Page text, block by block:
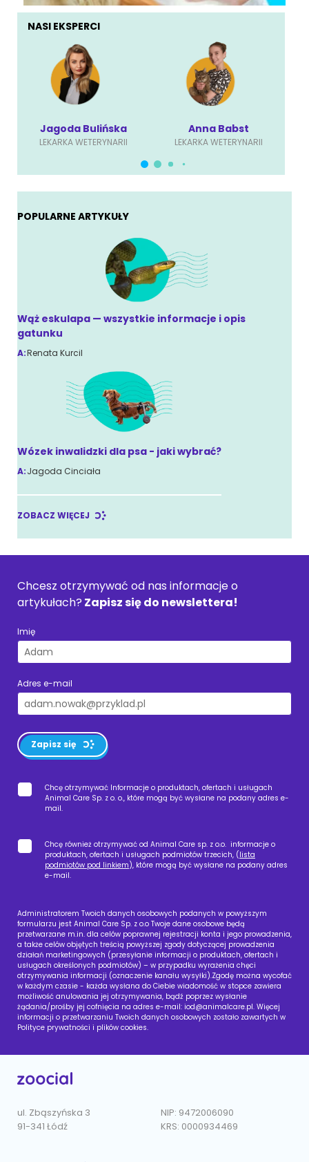
NASI EKSPERCI
Anna Babst
LEKARKA WETERYNARII
Karolina Ściubisz
LEKARKA WETERYNARII
POPULARNE ARTYKUŁY
Wąż eskulapa — wszystkie informacje i opis
gatunku
A:Renata Kurcil
Wózek inwalidzki dla psa - jaki wybrać?
A:Jagoda Cinciała
ZOBACZ WIĘCEJ
Chcesz otrzymywać od nas informacje o
artykułach? Zapisz się do newslettera!
Imię
Adres e-mail
Zapisz się
Chcę otrzymywać Informacje o produktach, ofertach i usługach
Animal Care Sp. z o. o., które mogą być wysłane na podany adres e-
mail.
Chcę również otrzymywać od Animal Care sp. z o.o. informacje o
produktach, ofertach i usługach podmiotów trzecich, (lista
podmiotów pod linkiem), które mogą być wysłane na podany adres
e-mail.
Administratorem Twoich danych osobowych podanych w powyższym
formularzu jest Animal Care Sp. z o.o Twoje dane osobowe będą
przetwarzane m.in. dla celów poprawnej rejestracji konta i jego prowadzenia,
a także celów objętych treścią powyższej zgody dotyczącej prowadzenia
działań marketingowych (przesyłanie informacji o produktach, ofertach i
usługach określonych podmiotów) – w przypadku wyrażenia chęci
otrzymywania informacji (oznaczenie kanału wysyłki).Zgodę można wycofać
w każdym czasie - każda wysłana do Ciebie wiadomość w stopce zawiera
możliwość anulowania jej otrzymywania, bądź poprzez wysłanie
żądania/prośby jej cofnięcia na adres e-mail: iod@animalcare.pl. Więcej
informacji o przetwarzaniu Twoich danych osobowych zostało zawartych w
Polityce prywatności i plików cookies.
ul. Zbąszyńska 3
91-341 Łódź
NIP: 9472006090
KRS: 0000934469